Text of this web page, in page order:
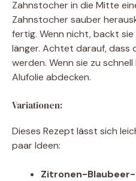
Zahnstocher in die Mitte
Zahnstocher sauber
fertig. Wenn nicht, backt
länger. Achtet darauf, dass
werden. Wenn sie zu
Alufolie abdecken.
Variationen:
Dieses Rezept lässt sich
paar Ideen:
Zitronen-